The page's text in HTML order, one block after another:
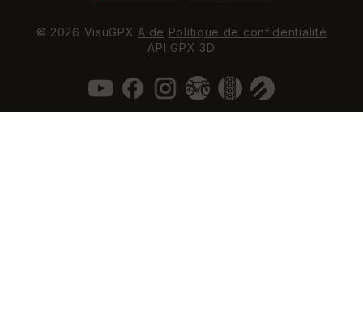
© 2026 VisuGPX Aide Politique de confidentialité
API GPX 3D